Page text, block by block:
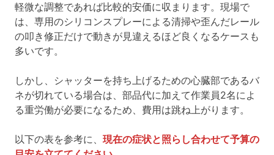
軽微な調整であれば比較的安価に収まります。現場で
は、専用のシリコンスプレーによる清掃や歪んだレール
の叩き修正だけで動きが見違えるほど良くなるケースも
多いです。
しかし、シャッターを持ち上げるための心臓部であるバ
ネが切れている場合は、部品代に加えて作業員2名によ
る重労働が必要になるため、費用は跳ね上がります。
以下の表を参考に、 現在の症状と照らし合わせて予算の